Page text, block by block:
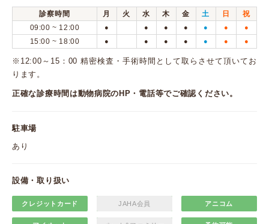
診察時間 月 火 水 木 金 土 日
祝
09:00 ~ 12:00
● ● ● ● ● ● ●
15:00 ~ 18:00 ● ● ● ● ● ● ●
※12:00～15：00 精密検査・手術時間として取らさせて頂いてお
ります。
正確な診療時間は動物病院のHP・電話等でご確認ください。
駐車場
あり
設備・取り扱い
クレジットカード JAHA会員 アニコム